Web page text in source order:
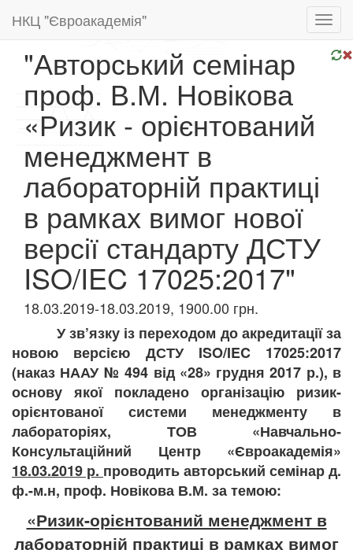
НКЦ "Євроакадемія"
"Авторський семінар
проф. В.М. Новікова
«Ризик - орієнтований
менеджмент в
лабораторній практиці
в рамках вимог нової
версії стандарту ДСТУ
ISO/IEC 17025:2017"
18.03.2019-18.03.2019, 1900.00 грн.
У зв’язку із переходом до акредитації за
новою версією ДСТУ ISO/IEC 17025:2017
(наказ НААУ № 494 від «28» грудня 2017 р.), в
основу якої покладено організацію ризик-
орієнтованої системи менеджменту в
лабораторіях, ТОВ «Навчально-
Консультаційний Центр «Євроакадемія»
18.03.2019 р. проводить авторський семінар д.
ф.-м.н, проф. Новікова В.М. за темою:
«Ризик-орієнтований менеджмент в
лабораторній практиці в рамках вимог